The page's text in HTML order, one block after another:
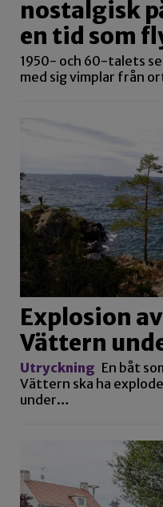
nostalgisk
en tid som
1950- och 60-talets
med sig vimplar från
Explosion
Vättern
Utryckning En båt
Vättern ska ha
under…